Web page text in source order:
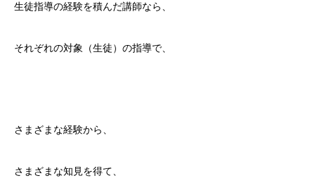
生徒指導の経験を積んだ講師なら、
それぞれの対象（生徒）の指導で、
さまざまな経験から、
さまざまな知見を得て、